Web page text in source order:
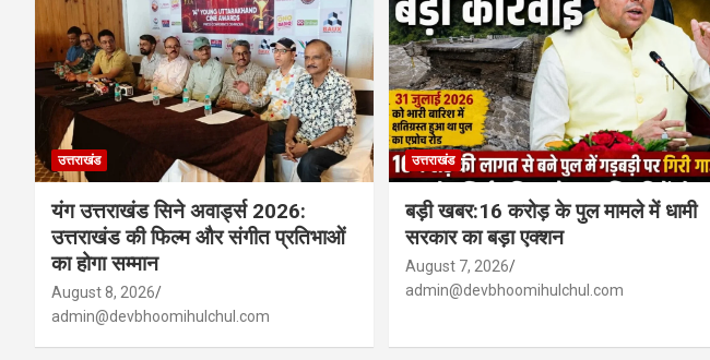
उत्तराखंड
यंग उत्तराखंड सिने अवार्ड्स 2026:
उत्तराखंड की फिल्म और संगीत प्रतिभाओं
का होगा सम्मान
August 8, 2026
admin@devbhoomihulchul.com
उत्तराखंड
बड़ी खबर:16 करोड़ के पुल मामले में धामी
सरकार का बड़ा एक्शन
August 7, 2026
admin@devbhoomihulchul.com